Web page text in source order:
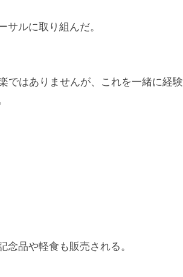
ルに取り組んだ。
ではありませんが、これを一緒に経験
品や軽食も販売される。